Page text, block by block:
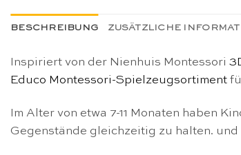
BESCHREIBUNG ZUSÄTZLICHE
Inspiriert von der Nienhuis Montessori
Educo Montessori-Spielzeugsortiment
Im Alter von etwa 7-11 Monaten haben
Gegenstände gleichzeitig zu halten.